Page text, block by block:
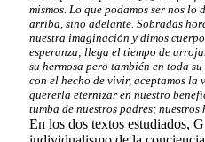
mismos. Lo que podamos ser nos lo
arriba, sino adelante. Sobradas
nuestra imaginación y dimos
esperanza; llega el tiempo de
su hermosa pero también en toda
con el hecho de vivir, aceptamos la
quererla eternizar en nuestro
tumba de nuestros padres;
En los dos textos estudiados,